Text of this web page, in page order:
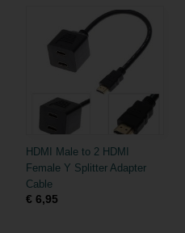
HDMI Male to 2 HDMI
Female Y Splitter Adapter
Cable
€ 6,95